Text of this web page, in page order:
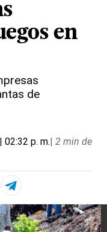
en
de
02:32 p. m.| 2 min de